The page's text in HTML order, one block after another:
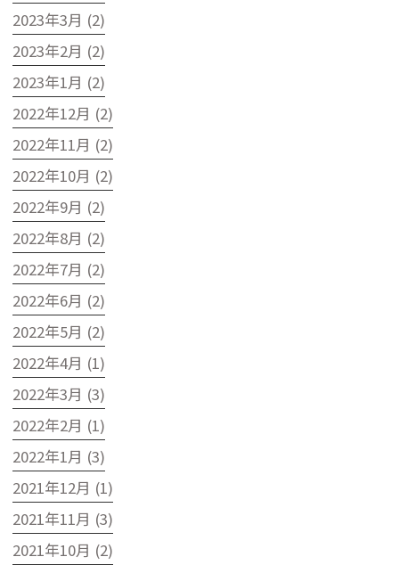
2023年3月 (2)
2023年2月 (2)
2023年1月 (2)
2022年12月 (2)
2022年11月 (2)
2022年10月 (2)
2022年9月 (2)
2022年8月 (2)
2022年7月 (2)
2022年6月 (2)
2022年5月 (2)
2022年4月 (1)
2022年3月 (3)
2022年2月 (1)
2022年1月 (3)
2021年12月 (1)
2021年11月 (3)
2021年10月 (2)